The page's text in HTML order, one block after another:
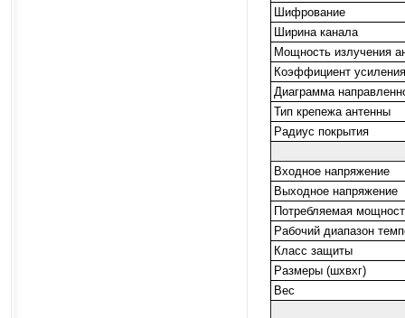
Шифрование
Ширина канала
Мощность излучения
Коэффициент
Диаграмма
Тип крепежа антенны
Радиус покрытия
Входное напряжение
Выходное напряжение
Потребляемая
Рабочий диапазон
Класс защиты
Размеры (шхвхг)
Вес